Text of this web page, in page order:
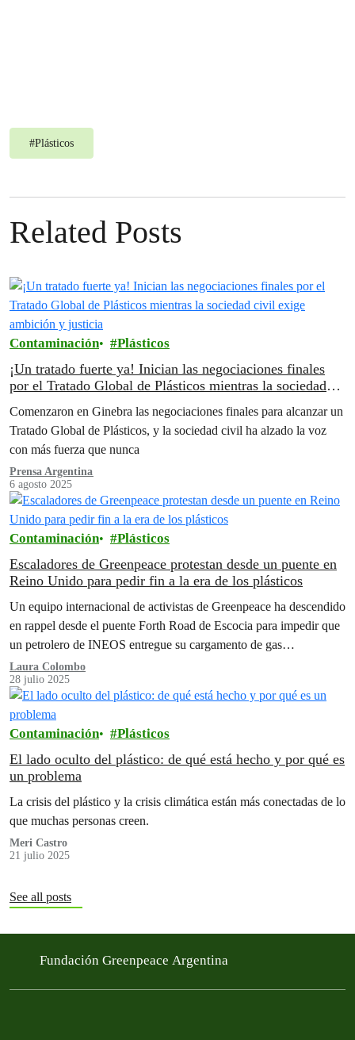
#Plásticos
Related Posts
Contaminación Plásticos
¡Un tratado fuerte ya! Inician las negociaciones finales
por el Tratado Global de Plásticos mientras la sociedad
Comenzaron en Ginebra las negociaciones finales para alcanzar un
Tratado Global de Plásticos, y la sociedad civil ha alzado la voz
con más fuerza que nunca
Prensa Argentina
6 agosto 2025
Contaminación Plásticos
Escaladores de Greenpeace protestan desde un puente en
Reino Unido para pedir fin a la era de los plásticos
Un equipo internacional de activistas de Greenpeace ha descendido
en rappel desde el puente Forth Road de Escocia para impedir que
un petrolero de INEOS entregue su cargamento de gas…
Laura Colombo
28 julio 2025
Contaminación Plásticos
El lado oculto del plástico: de qué está hecho y por qué es
un problema
La crisis del plástico y la crisis climática están más conectadas de lo
que muchas personas creen.
Meri Castro
21 julio 2025
See all posts
Fundación Greenpeace Argentina